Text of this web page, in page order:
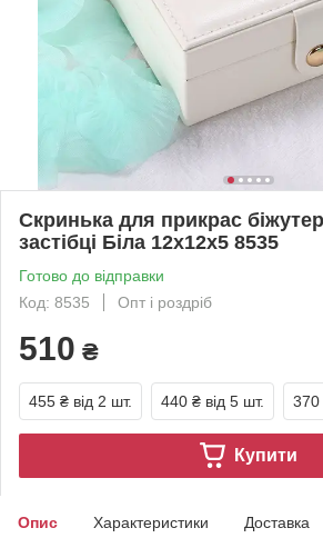
Скринька для прикрас
застібці Біла 12x12x5 8535
Готово до відправки
Код: 8535
Опт і роздріб
510 ₴
455 ₴ від 2 шт. 440 ₴ від 5 шт. 370
Купити
Опис Характеристики Доставка